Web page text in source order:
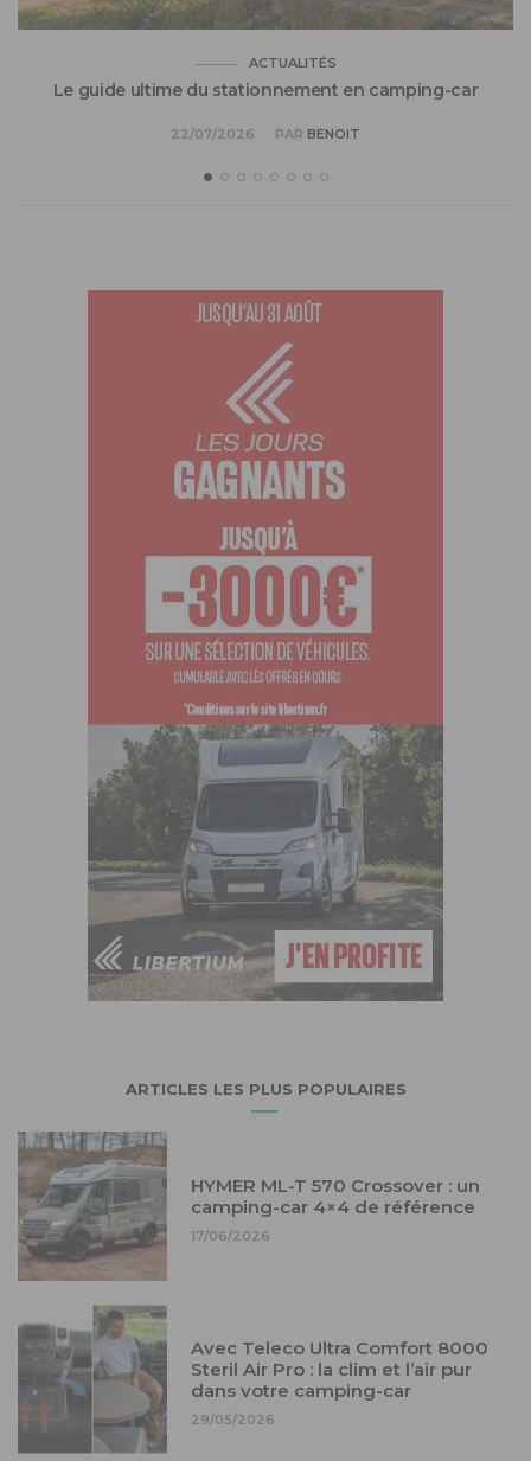
ACTUALITÉS
Le guide ultime du stationnement en camping-car
22/07/2026 PAR BENOIT
ARTICLES LES PLUS POPULAIRES
HYMER ML-T 570 Crossover : un
camping-car 4×4 de référence
17/06/2026
Avec Teleco Ultra Comfort 8000
Steril Air Pro : la clim et l’air pur
dans votre camping-car
29/05/2026